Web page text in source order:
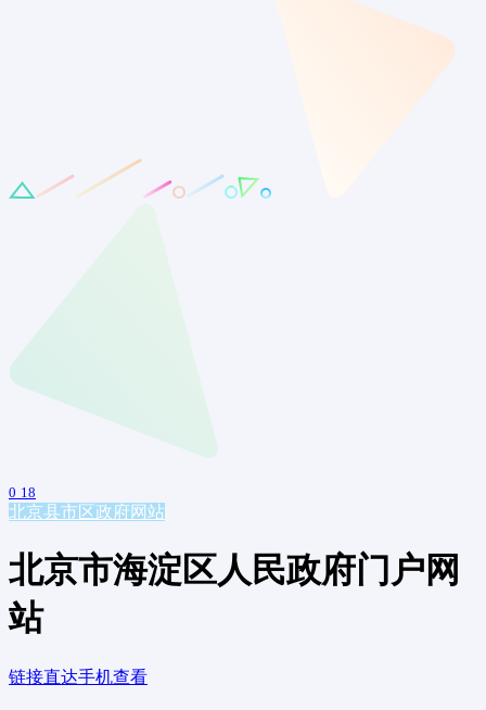
0 18
北京县市区政府网站
北京市海淀区人民政府门户网
站
链接直达手机查看